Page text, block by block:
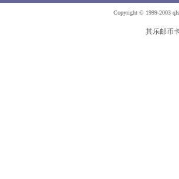
Copyright © 1999-2003
其乐邮币